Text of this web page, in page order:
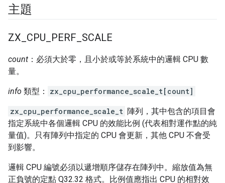
主題
ZX CPU PERF SCALE
count ：必須大於零，且小於或等於系統中的邏輯 CPU 數
量。
info 類型： zx_cpu_performance_scale_t[count]
zx_cpu_performance_scale_t 陣列，其中包含的項目會
指定系統中各個邏輯 CPU 的效能比例 (代表相對運作點的純
量值)。只有陣列中指定的 CPU 會更新，其他 CPU 不會受
到影響。
邏輯 CPU 編號必須以遞增順序儲存在陣列中。縮放值為無
正負號的定點 Q32.32 格式。比例值應指出 CPU 的相對效